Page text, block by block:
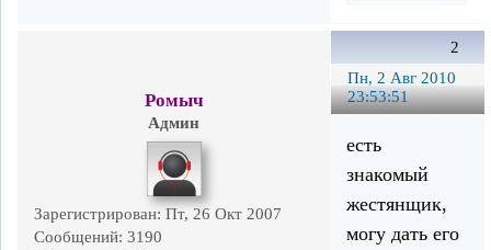
2
Пн, 2 Авг 2010
23:53:51
Ромыч
Админ
Зарегистрирован: Пт, 26 Окт 2007
Сообщений: 3190
есть
знакомый
жестянщик,
могу дать его